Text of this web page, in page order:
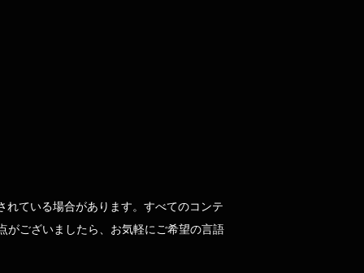
れている場合があります。すべてのコンテ
がございましたら、お気軽にご希望の言語